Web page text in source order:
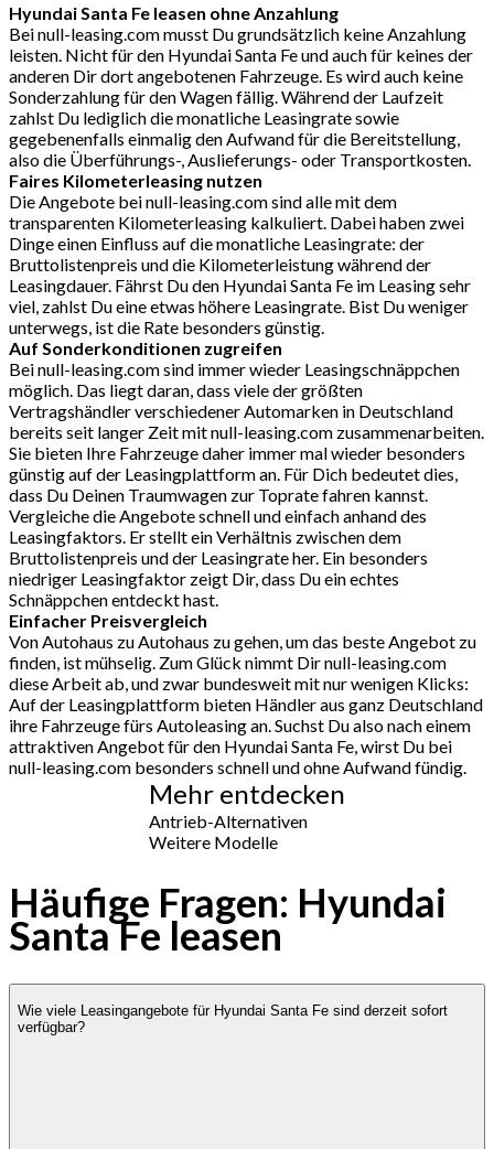
Hyundai Santa Fe leasen ohne Anzahlung
Bei null-leasing.com musst Du grundsätzlich keine Anzahlung
leisten. Nicht für den Hyundai Santa Fe und auch für keines der
anderen Dir dort angebotenen Fahrzeuge. Es wird auch keine
Sonderzahlung für den Wagen fällig. Während der Laufzeit
zahlst Du lediglich die monatliche Leasingrate sowie
gegebenenfalls einmalig den Aufwand für die Bereitstellung,
also die Überführungs-, Auslieferungs- oder Transportkosten.
Faires Kilometerleasing nutzen
Die Angebote bei null-leasing.com sind alle mit dem
transparenten Kilometerleasing kalkuliert. Dabei haben zwei
Dinge einen Einfluss auf die monatliche Leasingrate: der
Bruttolistenpreis und die Kilometerleistung während der
Leasingdauer. Fährst Du den Hyundai Santa Fe im Leasing sehr
viel, zahlst Du eine etwas höhere Leasingrate. Bist Du weniger
unterwegs, ist die Rate besonders günstig.
Auf Sonderkonditionen zugreifen
Bei null-leasing.com sind immer wieder Leasingschnäppchen
möglich. Das liegt daran, dass viele der größten
Vertragshändler verschiedener Automarken in Deutschland
bereits seit langer Zeit mit null-leasing.com zusammenarbeiten.
Sie bieten Ihre Fahrzeuge daher immer mal wieder besonders
günstig auf der Leasingplattform an. Für Dich bedeutet dies,
dass Du Deinen Traumwagen zur Toprate fahren kannst.
Vergleiche die Angebote schnell und einfach anhand des
Leasingfaktors. Er stellt ein Verhältnis zwischen dem
Bruttolistenpreis und der Leasingrate her. Ein besonders
niedriger Leasingfaktor zeigt Dir, dass Du ein echtes
Schnäppchen entdeckt hast.
Einfacher Preisvergleich
Von Autohaus zu Autohaus zu gehen, um das beste Angebot zu
finden, ist mühselig. Zum Glück nimmt Dir null-leasing.com
diese Arbeit ab, und zwar bundesweit mit nur wenigen Klicks:
Auf der Leasingplattform bieten Händler aus ganz Deutschland
ihre Fahrzeuge fürs Autoleasing an. Suchst Du also nach einem
attraktiven Angebot für den Hyundai Santa Fe, wirst Du bei
null-leasing.com besonders schnell und ohne Aufwand fündig.
Mehr entdecken
Antrieb-Alternativen
Weitere Modelle
Häufige Fragen: Hyundai
Santa Fe leasen
Wie viele Leasingangebote für Hyundai Santa Fe sind derzeit sofort
verfügbar?